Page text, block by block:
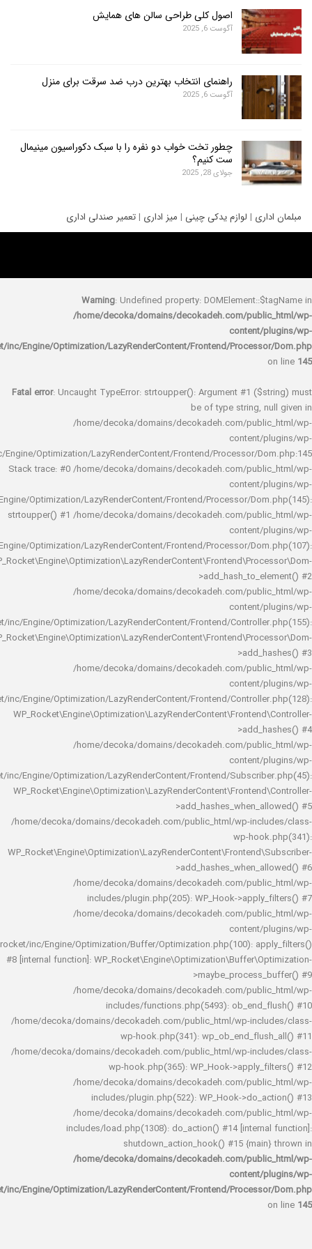
اصول کلی طراحی سالن های همایش
آگوست 6, 2025
راهنمای انتخاب بهترین درب ضد سرقت برای منزل
آگوست 6, 2025
چطور تخت خواب دو نفره را با سبک دکوراسیون مینیمال
ست کنیم؟
جولای 28, 2025
|لوازم یدکی چینی|میز اداری| تعمیر صندلی اداری
Warning: Undefined property:
/home/decoka/domains/decokadeh.com/
rocket/inc/Engine/Optimization/LazyRenderContent/Frontend/
Fatal error : Uncaught TypeError: strtoupper(): Argument #1
be of type string,
/home/decoka/domains/decokadeh.com/
rocket/inc/Engine/Optimization/LazyRenderContent/Frontend/Processor/
Stack trace: #0 /home/decoka/domains/decokadeh.com/
rocket/inc/Engine/Optimization/LazyRenderContent/Frontend/Processor/
strtoupper() #1 /home/decoka/domains/decokadeh.com/
rocket/inc/Engine/Optimization/LazyRenderContent/Frontend/Processor/
/home/decoka/domains/decokadeh.com/
rocket/inc/Engine/Optimization/LazyRenderContent/Frontend/
/home/decoka/domains/decokadeh.com/
rocket/inc/Engine/Optimization/LazyRenderContent/Frontend/
/home/decoka/domains/decokadeh.com/
rocket/inc/Engine/Optimization/LazyRenderContent/Frontend/
/home/decoka/domains/decokadeh.com/public_html/wp-
wp-
/home/decoka/domains/decokadeh.com/
includes/plugin.php(205): WP_Hook-
/home/decoka/domains/decokadeh.com/
rocket/inc/Engine/Optimization/Buffer/Optimization.php(100):
#8 [internal function]:
/home/decoka/domains/decokadeh.com/
includes/functions.php(5493):
/home/decoka/domains/decokadeh.com/public_html/wp-
wp-hook.php(341):
/home/decoka/domains/decokadeh.com/public_html/wp-
wp-hook.php(365): WP_Hook-
/home/decoka/domains/decokadeh.com/
includes/plugin.php(522): WP_Hook-
/home/decoka/domains/decokadeh.com/
includes/load.php(1308): do_action() #14
shutdown_action_hook() #15
/home/decoka/domains/decokadeh.com/
rocket/inc/Engine/Optimization/LazyRenderContent/Frontend/